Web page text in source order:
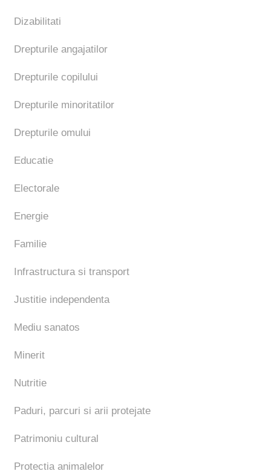
Dizabilitati
Drepturile angajatilor
Drepturile copilului
Drepturile minoritatilor
Drepturile omului
Educatie
Electorale
Energie
Familie
Infrastructura si transport
Justitie independenta
Mediu sanatos
Minerit
Nutritie
Paduri, parcuri si arii protejate
Patrimoniu cultural
Protectia animalelor